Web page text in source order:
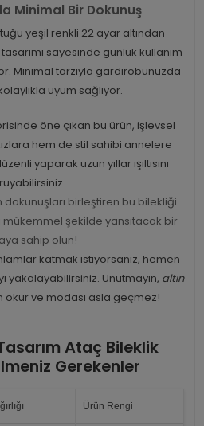
Minimal Bir Dokunuş
yeşil renkli 22 ayar altından
tasarımı sayesinde günlük kullanım
Minimal tarzıyla gardırobunuzda
uyum sağlıyor.
öne çıkan bu ürün, işlevsel
hem de stil sahibi annelere
yaparak uzun yıllar ışıltısını
birleştiren bu bilekliği
mükemmel şekilde yansıtacak bir
sahip olun!
katmak istiyorsanız, hemen
yakalayabilirsiniz. Unutmayın, altın
ve modası asla geçmez!
Ataç Bileklik
Gerekenler
Ürün Rengi